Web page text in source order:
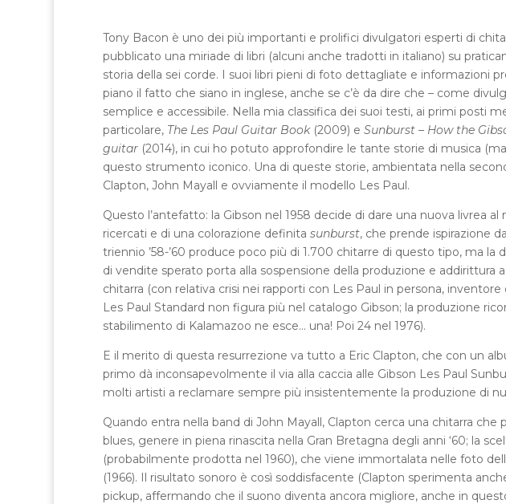
Tony Bacon è uno dei più importanti e prolifici divulgatori esperti di
pubblicato una miriade di libri (alcuni anche tradotti in italiano) su
storia della sei corde. I suoi libri pieni di foto dettagliate e informazioni
piano il fatto che siano in inglese, anche se c’è da dire che – come
semplice e accessibile. Nella mia classifica dei suoi testi, ai primi posti
particolare, The Les Paul Guitar Book(2009) e Sunburst – How the
guitar (2014), in cui ho potuto approfondire le tante storie di musica
questo strumento iconico. Una di queste storie, ambientata nella
Clapton, John Mayall e ovviamente il modello Les Paul.
Questo l’antefatto: la Gibson nel 1958 decide di dare una nuova livrea
ricercati e di una colorazione definita sunburst, che prende ispirazione
triennio ’58-’60 produce poco più di 1.700 chitarre di questo tipo, ma la
di vendite sperato porta alla sospensione della produzione e addirittura
chitarra (con relativa crisi nei rapporti con Les Paul in persona,
Les Paul Standard non figura più nel catalogo Gibson; la produzione
stabilimento di Kalamazoo ne esce… una! Poi 24 nel 1976).
E il merito di questa resurrezione va tutto a Eric Clapton, che con un
primo dà inconsapevolmente il via alla caccia alle Gibson Les Paul
molti artisti a reclamare sempre più insistentemente la produzione di
Quando entra nella band di John Mayall, Clapton cerca una chitarra
blues, genere in piena rinascita nella Gran Bretagna degli anni ‘60; la
(probabilmente prodotta nel 1960), che viene immortalata nelle foto
(1966). Il risultato sonoro è così soddisfacente (Clapton sperimenta
pickup, affermando che il suono diventa ancora migliore, anche in